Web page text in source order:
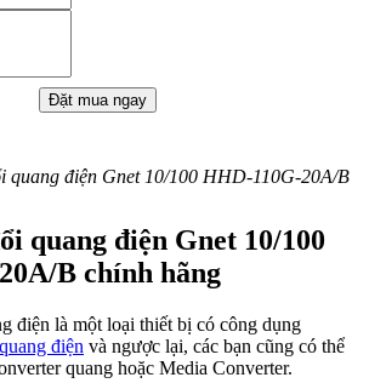
quang điện Gnet 10/100 HHD-110G-20A/B
quang điện Gnet 10/100
B chính hãng
điện là một loại thiết bị có công dụng
điện và ngược lại, các bạn cũng có thể
quang hoặc Media Converter.